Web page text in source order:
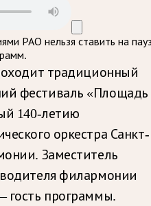
РАО нельзя ставить на
традиционный
фестиваль «Площадь
140-летию
оркестра Санкт-
Заместитель
филармонии
гость программы.